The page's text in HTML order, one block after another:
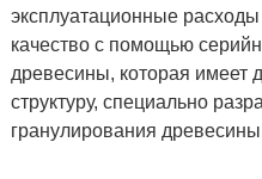
эксплуатационные
качество с помощью
древесины, которая имеет
структуру, специально
гранулирования